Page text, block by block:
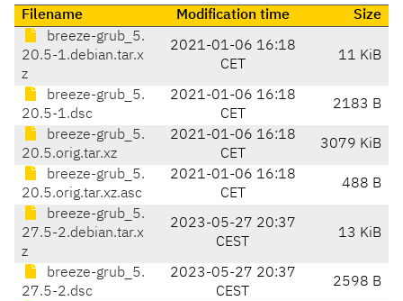
Filename Modification time
Size
breeze-grub_5.
20.5-1.debian.tar.x
z
2021-01-06 16:18
CET
11 KiB
breeze-grub_5.
20.5-1.dsc
2021-01-06 16:18
CET
2183 B
breeze-grub_5.
20.5.orig.tar.xz
2021-01-06 16:18
CET
3079 KiB
breeze-grub_5.
20.5.orig.tar.xz.asc
2021-01-06 16:18
CET
488 B
breeze-grub_5.
27.5-2.debian.tar.x
z
2023-05-27 20:37
CEST
13 KiB
breeze-grub_5.
27.5-2.dsc
2023-05-27 20:37
CEST
2598 B